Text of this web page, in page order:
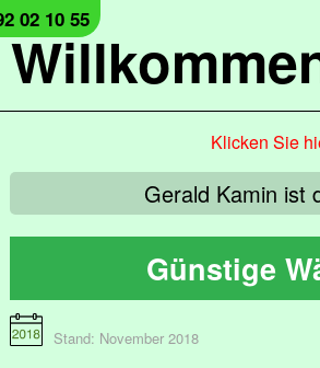
02 10 55
Klicken Sie
Gerald Kamin ist
Günstige
Stand: November 2018